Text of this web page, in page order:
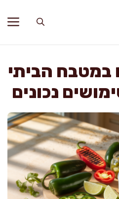
במטבח הביתי
נכונים